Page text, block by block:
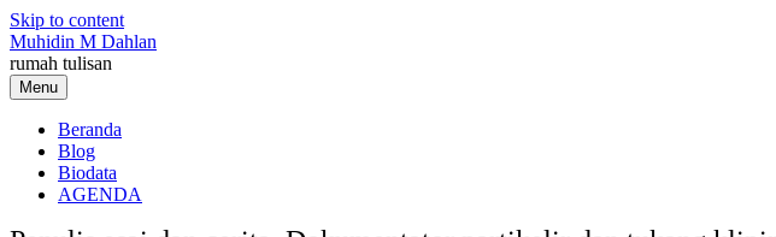
Skip to content
Muhidin M Dahlan
rumah tulisan
Menu
Beranda
Blog
Biodata
AGENDA